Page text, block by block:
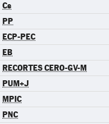
Cs
PP
ECP-PEC
EB
RECORTES CERO-GV-M
PUM+J
MPIC
PNC